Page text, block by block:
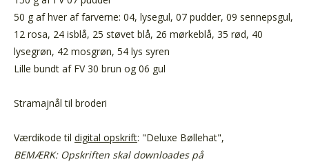
50 g af hver af farverne: 04, lysegul, 07 pudder, 09 sennepsgul,
12 rosa, 24 isblå, 25 støvet blå, 26 mørkeblå, 35 rød, 40
lysegrøn, 42 mosgrøn, 54 lys syren
Lille bundt af FV 30 brun og 06 gul
Stramajnål til broderi
Værdikode til digital opskrift: "Deluxe Bøllehat",
BEMÆRK: Opskriften skal downloades på